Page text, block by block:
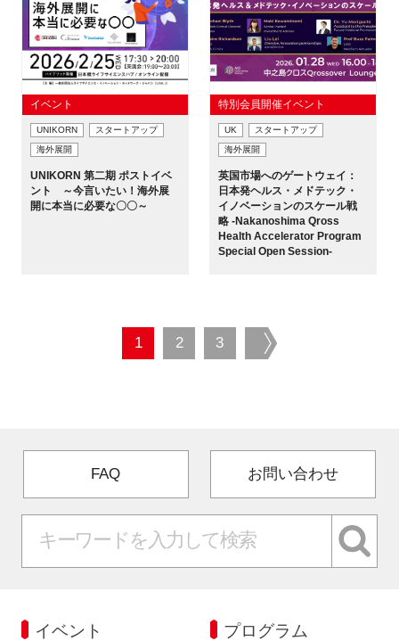
イベント
UNIKORN
スタートアップ
海外展開
UNIKORN 第二期 ポストイベ
ント ～今言いたい！海外展
開に本当に必要な〇〇～
特別会員開催イベント
UK
スタートアップ
海外展開
英国市場へのゲートウェイ：
日本発ヘルス・メドテック・
イノベーションのスケール戦
略 -Nakanoshima Qross
Health Accelerator Program
Special Open Session-
1 2 3 next
FAQ お問い合わせ
イベント プログラム